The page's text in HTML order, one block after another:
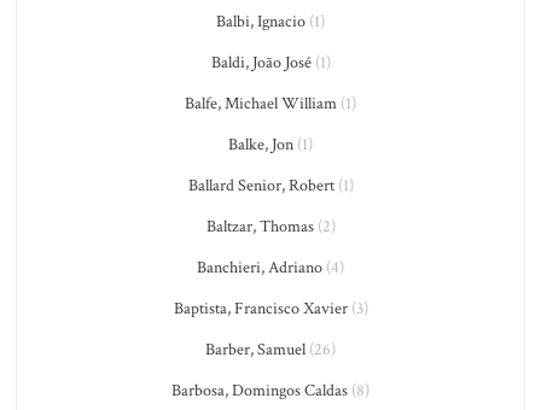
Balbi, Ignacio (1)
Baldi, João José(1)
Balfe, Michael William (1)
Balke, Jon (1)
Ballard Senior, Robert(1)
Baltzar, Thomas(2)
Banchieri, Adriano (4)
Baptista, Francisco Xavier(3)
Barber, Samuel (26)
Barbosa, Domingos Caldas (8)